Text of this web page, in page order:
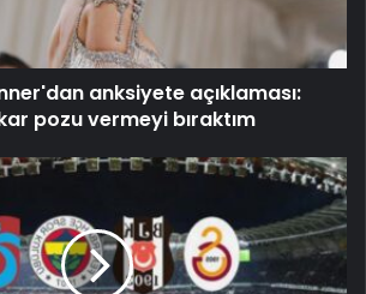
anksiyete açıklaması:
pozu vermeyi bıraktım